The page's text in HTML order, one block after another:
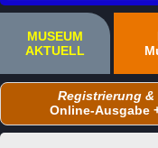
MUSEUM
AKTUELL
Registrierung &
Online-Ausgabe